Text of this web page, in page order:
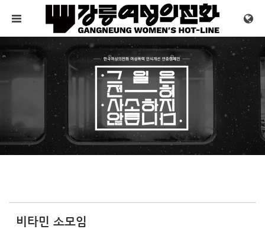
메뉴 건너뛰기
비타민 소모임